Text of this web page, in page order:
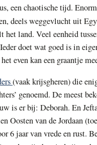
een chaotische tijd.
deels weggevlucht uit
land. Veel eenheid
doet wat goed is in
even kan een graantje
(vaak krijsgheren) die
genoemd. De meest
is er bij: Deborah. En
Oosten van de Jordaan
6 jaar van vrede en rust.